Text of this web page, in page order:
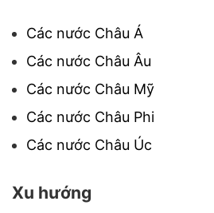
Các nước Châu Á
Các nước Châu Âu
Các nước Châu Mỹ
Các nước Châu Phi
Các nước Châu Úc
Xu hướng